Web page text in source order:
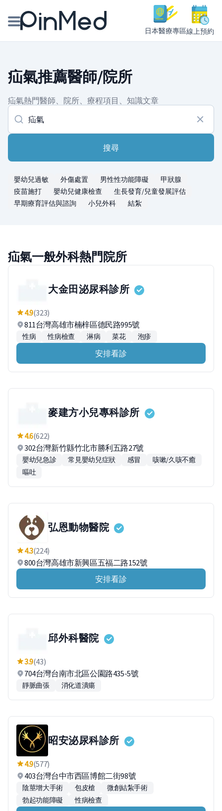
日本醫療專區線上預約
醫師專欄專訪
健康主題館
我是醫療人員
疝氣推薦醫師/院所
疝氣熱門醫師、院所、療程項目、知識文章
搜尋
嬰幼兒過敏 外傷處置 男性性功能障礙
甲狀腺
疫苗施打
嬰幼兒健康檢查
生長發育/兒童發展評估
早期療育評估與諮詢
小兒外科 結紮
疝氣一般外科熱門院所
大金田泌尿科診所
4.9(323)
811台灣高雄市楠梓區德民路995號
性病 性病檢查 淋病 菜花 泡疹
安排看診
麥建方小兒專科診所
4.6(622)
302台灣新竹縣竹北市勝利五路27號
嬰幼兒急診 常見嬰幼兒症狀 感冒
咳嗽/久咳不癒
嘔吐
弘恩動物醫院
4.3(224)
800台灣高雄市新興區五福二路152號
安排看診
邱外科醫院
3.9(43)
704台灣台南市北區公園路435-5號
靜脈曲張 消化道潰瘍
昭安泌尿科診所
4.9(577)
403台灣台中市西區博館二街98號
陰莖增大手術 包皮槍
微創結紮手術
勃起功能障礙
性病檢查